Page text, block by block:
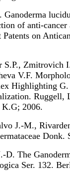
Ganoderma
of anti-
Patents on
S.P.,
V.F.
Highlighting G.
Ruggell,
K.G; 2006.
J.-M.,
Donk.
D. The
Ser. 132.